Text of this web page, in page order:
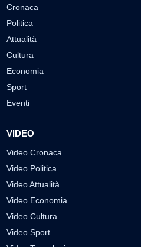
Cronaca
Politica
Attualità
Cultura
Economia
Sport
Eventi
VIDEO
Video Cronaca
Video Politica
Video Attualità
Video Economia
Video Cultura
Video Sport